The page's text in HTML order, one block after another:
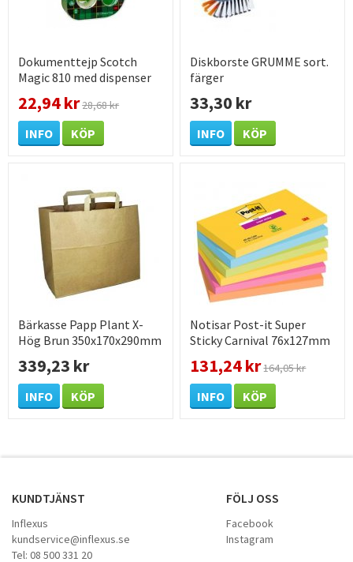
Dokumenttejp Scotch
Magic 810 med dispenser
förpackning
22,94 kr28,68 kr
INFO KÖP
Diskborste GRUMME sort.
färger
33,30 kr
INFO KÖP
Bärkasse Papp Plant X-
Hög Brun 350x170x290mm
339,23 kr
INFO KÖP
Notisar Post-it Super
Sticky Carnival 76x127mm
131,24 kr164,05 kr
INFO KÖP
KUNDTJÄNST
Inflexus
kundservice@inflexus.se
Tel: 08 500 331 20
FÖLJ OSS
Facebook
Instagram